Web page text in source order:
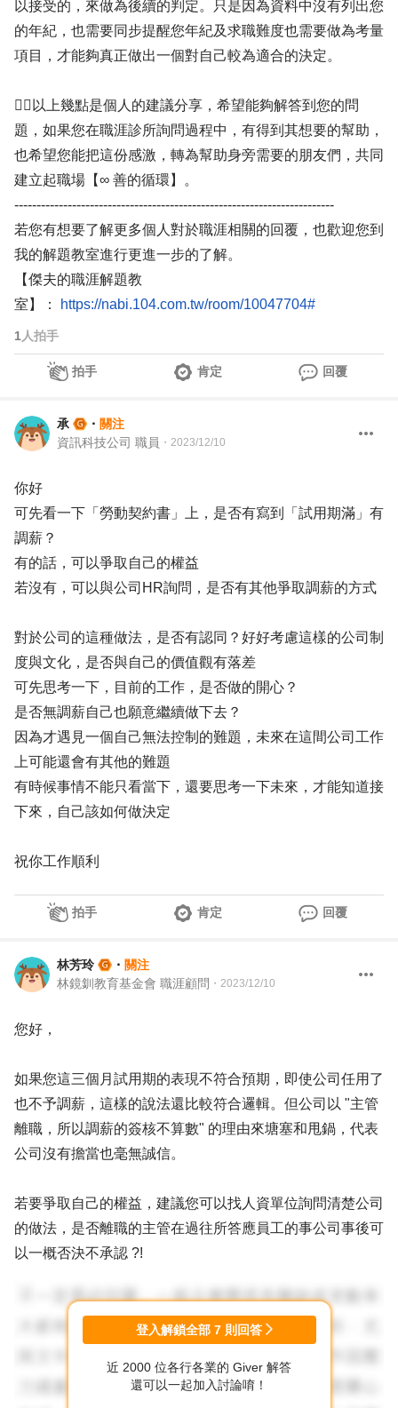
以接受的，來做為後續的判定。只是因為資料中沒有列出您
的年紀，也需要同步提醒您年紀及求職難度也需要做為考量
項目，才能夠真正做出一個對自己較為適合的決定。
👍🏻以上幾點是個人的建議分享，希望能夠解答到您的問
題，如果您在職涯診所詢問過程中，有得到其想要的幫助，
也希望您能把這份感激，轉為幫助身旁需要的朋友們，共同
建立起職場【∞ 善的循環】。
------------------------------------------------------------------------
若您有想要了解更多個人對於職涯相關的回覆，也歡迎您到
我的解題教室進行更進一步的了解。
【傑夫的職涯解題教
室】：
https://nabi.104.com.tw/room/10047704#
1 人拍手
拍手 肯定 回覆
承 ・ 關注
資訊科技公司 職員 ・ 2023/12/10
你好
可先看一下「勞動契約書」上，是否有寫到「試用期滿」有
調薪？
有的話，可以爭取自己的權益
若沒有，可以與公司HR詢問，是否有其他爭取調薪的方式
對於公司的這種做法，是否有認同？好好考慮這樣的公司制
度與文化，是否與自己的價值觀有落差
可先思考一下，目前的工作，是否做的開心？
是否無調薪自己也願意繼續做下去？
因為才遇見一個自己無法控制的難題，未來在這間公司工作
上可能還會有其他的難題
有時候事情不能只看當下，還要思考一下未來，才能知道接
下來，自己該如何做決定
祝你工作順利
拍手 肯定 回覆
林芳玲 ・ 關注
林鏡釧教育基金會 職涯顧問 ・ 2023/12/10
您好，
如果您這三個月試用期的表現不符合預期，即使公司任用了
也不予調薪，這樣的說法還比較符合邏輯。但公司以 "主管
離職，所以調薪的簽核不算數" 的理由來塘塞和甩鍋，代表
公司沒有擔當也毫無誠信。
若要爭取自己的權益，建議您可以找人資單位詢問清楚公司
的做法，是否離職的主管在過往所答應員工的事公司事後可
以一概否決不承認 ?!
公司在選擇招募員工，員工也有權利選擇企業，若彼此的價
值觀落差太大，建議您不要委屈求全，盡快尋找其他機會。
以上意見提供參考。
登入解鎖全部 7 則回答
近 2000 位各行各業的 Giver 解答
還可以一起加入討論唷！